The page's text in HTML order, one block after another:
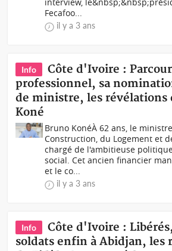
Fecafoo...
il y a 3 ans
Info
Côte d'Ivoire :
professionnel, sa
de ministre, les révélations
Koné
Bruno KonéÀ 62 ans, le
Construction, du Logement et
chargé de l'ambitieuse
social. Cet ancien financier
et le co...
il y a 3 ans
Info
Côte d'Ivoire :
soldats enfin à Abidjan, les